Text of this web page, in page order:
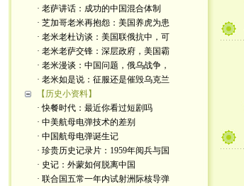
· 老萨讲话：成功的中国混合体制
· 芝加哥老米再抱怨：美国养虎为患
· 老米老杜访谈：美国联俄抗中，可
· 老米老萨交锋：深层政府，美国霸
· 老米漫谈：中国问题，俄乌战争，
· 老米如是说：征服还是催毁乌克兰
【历史小资料】
· 快餐时代：最近你看过短剧吗
· 中美航母电弹技术的差别
· 中国航母电弹诞生记
· 珍贵历史记录片：1959年阅兵与国
· 史记：外蒙如何脱离中国
· 联合国五常一年内试射洲际核导弹